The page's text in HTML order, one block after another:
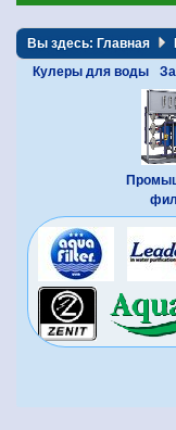
Вы здесь: Главная
Кулеры для воды